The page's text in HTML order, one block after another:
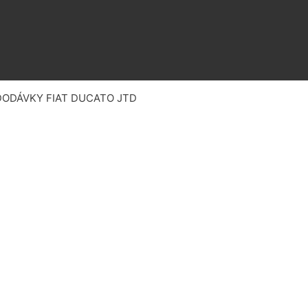
FIAT DUCATO JTD